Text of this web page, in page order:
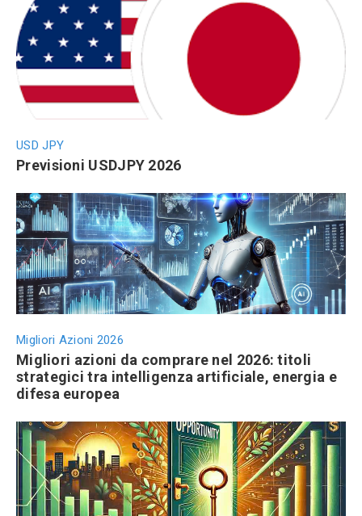
USD JPY
Previsioni USDJPY 2026
Migliori Azioni 2026
Migliori azioni da comprare nel 2026: titoli
strategici tra intelligenza artificiale, energia e
difesa europea